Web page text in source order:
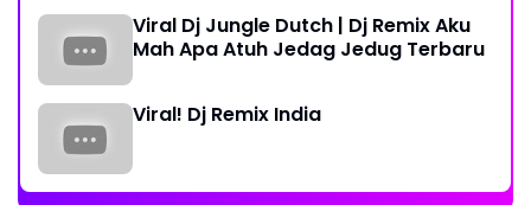
Viral Dj Jungle Dutch | Dj Remix Aku
Mah Apa Atuh Jedag Jedug Terbaru
Viral! Dj Remix India